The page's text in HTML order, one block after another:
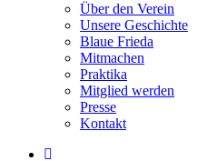
Über den Verein
Unsere Geschichte
Blaue Frieda
Mitmachen
Praktika
Mitglied werden
Presse
Kontakt